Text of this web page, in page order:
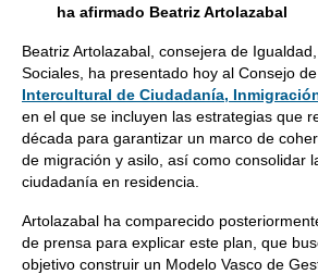
ha afirmado Beatriz Artolazabal
Beatriz Artolazabal, consejera de
Sociales, ha presentado hoy al Consejo
Intercultural de Ciudadanía,
en el que se incluyen las estrategias que
década para garantizar un marco de
de migración y asilo, así como consolidar
ciudadanía en residencia.
Artolazabal ha comparecido
de prensa para explicar este plan, que
objetivo construir un Modelo Vasco de